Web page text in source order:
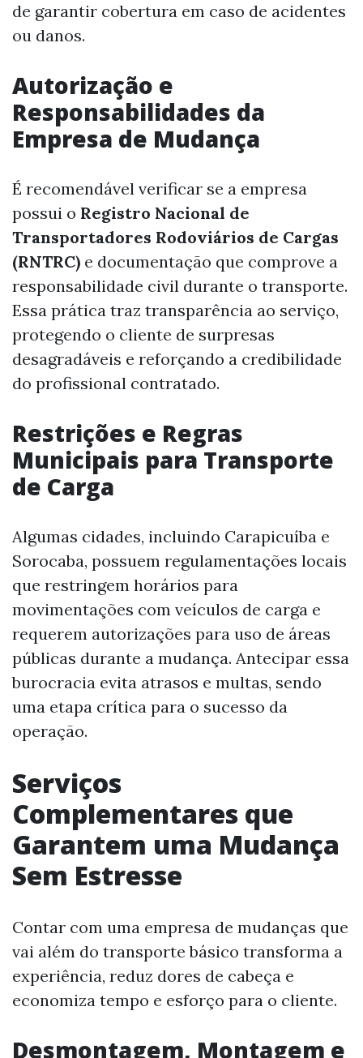
de garantir cobertura em caso de acidentes
ou danos.
Autorização e
Responsabilidades da
Empresa de Mudança
É recomendável verificar se a empresa
possui o Registro Nacional de
Transportadores Rodoviários de Cargas
(RNTRC) e documentação que comprove a
responsabilidade civil durante o transporte.
Essa prática traz transparência ao serviço,
protegendo o cliente de surpresas
desagradáveis e reforçando a credibilidade
do profissional contratado.
Restrições e Regras
Municipais para Transporte
de Carga
Algumas cidades, incluindo Carapicuíba e
Sorocaba, possuem regulamentações locais
que restringem horários para
movimentações com veículos de carga e
requerem autorizações para uso de áreas
públicas durante a mudança. Antecipar essa
burocracia evita atrasos e multas, sendo
uma etapa crítica para o sucesso da
operação.
Serviços
Complementares que
Garantem uma Mudança
Sem Estresse
Contar com uma empresa de mudanças que
vai além do transporte básico transforma a
experiência, reduz dores de cabeça e
economiza tempo e esforço para o cliente.
Desmontagem, Montagem e